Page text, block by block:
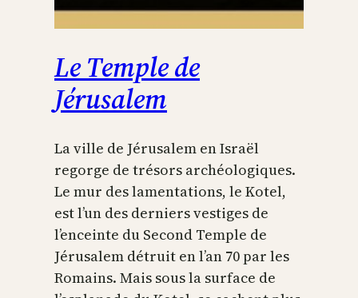
Le Temple de
Jérusalem
La ville de Jérusalem en Israël
regorge de trésors archéologiques.
Le mur des lamentations, le Kotel,
est l’un des derniers vestiges de
l’enceinte du Second Temple de
Jérusalem détruit en l’an 70 par les
Romains. Mais sous la surface de